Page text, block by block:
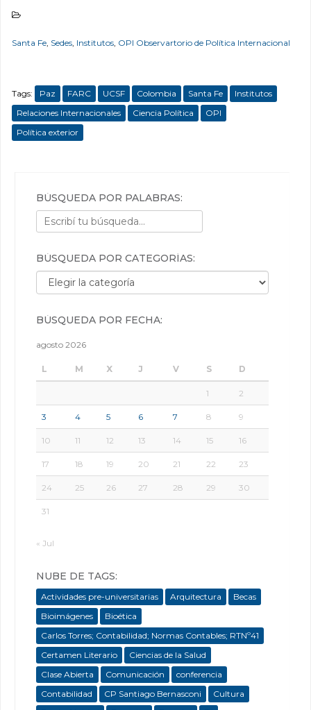
Santa Fe, Sedes, Institutos, OPI Observartorio de Política Internacional
Tags: Paz FARC UCSF Colombia Santa Fe
Institutos
Relaciones Internacionales
Ciencia Política
OPI
Política exterior
BÚSQUEDA POR PALABRAS:
BÚSQUEDA POR CATEGORÍAS:
Búsqueda por categorías:
BÚSQUEDA POR FECHA:
agosto 2026
L M X J V S D
1 2
3 4 5 6 7 8 9
10 11 12 13 14 15 16
17 18 19 20 21 22 23
24 25 26 27 28 29 30
31
« Jul
NUBE DE TAGS:
Actividades pre-universitarias Arquitectura
Becas
Bioimágenes
Bioética
Carlos Torres; Contabilidad; Normas Contables; RTNº41
Certamen Literario
Ciencias de la Salud
Clase Abierta
Comunicación
conferencia
Contabilidad
CP Santiago Bernasconi
Cultura